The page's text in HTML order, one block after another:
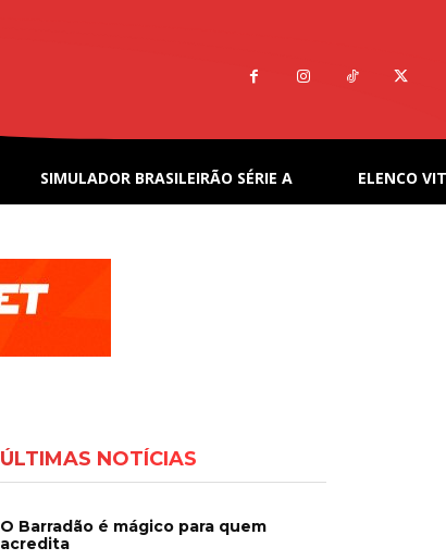
SIMULADOR BRASILEIRÃO SÉRIE A ELENCO
ÚLTIMAS NOTÍCIAS
O Barradão é mágico para quem
acredita